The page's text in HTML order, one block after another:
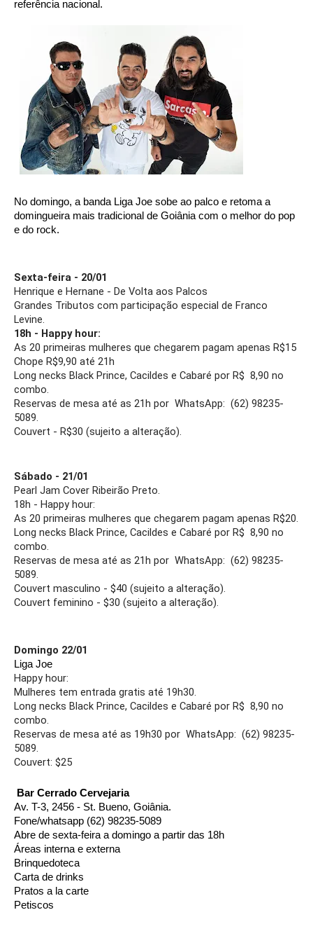
referência nacional.
No domingo, a banda Liga Joe sobe ao palco e retoma a
domingueira mais tradicional de Goiânia com o melhor do pop
e do rock.
Sexta-feira - 20/01
Henrique e Hernane - De Volta aos Palcos
Grandes Tributos com participação especial de Franco
Levine.
18h - Happy hour:
As 20 primeiras mulheres que chegarem pagam apenas R$15
Chope R$9,90 até 21h
Long necks Black Prince, Cacildes e Cabaré por R$  8,90 no
combo.
Reservas de mesa até as 21h por  WhatsApp:  (62) 98235-
5089.
Couvert - R$30 (sujeito a alteração).
Sábado - 21/01
Pearl Jam Cover Ribeirão Preto.
18h - Happy hour:
As 20 primeiras mulheres que chegarem pagam apenas R$20.
Long necks Black Prince, Cacildes e Cabaré por R$  8,90 no
combo.
Reservas de mesa até as 21h por  WhatsApp:  (62) 98235-
5089.
Couvert masculino - $40 (sujeito a alteração).
Couvert feminino - $30 (sujeito a alteração).
Domingo 22/01
Liga Joe
Happy hour:
Mulheres tem entrada gratis até 19h30.
Long necks Black Prince, Cacildes e Cabaré por R$  8,90 no
combo.
Reservas de mesa até as 19h30 por  WhatsApp:  (62) 98235-
5089.
Couvert: $25
Bar Cerrado Cervejaria
Av. T-3, 2456 - St. Bueno, Goiânia.
Fone/whatsapp (62) 98235-5089
Abre de sexta-feira a domingo a partir das 18h
Áreas interna e externa
Brinquedoteca
Carta de drinks
Pratos a la carte
Petiscos